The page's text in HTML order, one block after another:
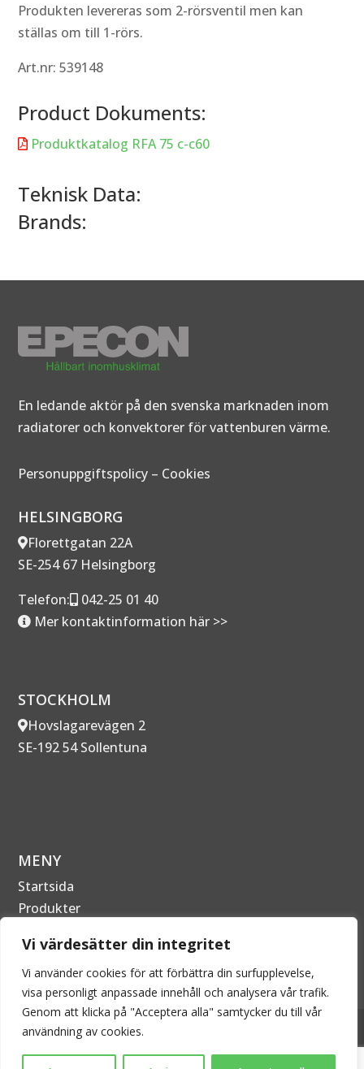
Vi värdesätter din integritet
Vi använder cookies för att förbättra din surfupplevelse,
visa personligt anpassade innehåll och analysera vår trafik.
Genom att klicka på "Acceptera alla" samtycker du till vår
användning av cookies.
Produkten levereras som 2-rörsventil men kan
ställas om till 1-rörs.
Art.nr: 539148
Product Dokuments:
 Produktkatalog RFA 75 c-c60
Teknisk Data:
Brands:
En ledande aktör på den svenska marknaden inom
radiatorer och konvektorer för vattenburen värme.
Personuppgiftspolicy – Cookies
HELSINGBORG
Florettgatan 22A
SE-254 67 Helsingborg
Telefon:
042-25 01 40
Mer kontaktinformation här >>
STOCKHOLM
Hovslagarevägen 2
SE-192 54 Sollentuna
MENY
Startsida
Produkter
Kontakta oss
2026 © EPECON AB - Alla rättigheter förbehållna. Kopiering är därför